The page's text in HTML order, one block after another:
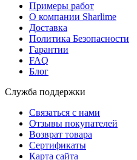
Примеры работ
О компании Sharlime
Доставка
Политика Безопасности
Гарантии
FAQ
Блог
Служба поддержки
Связаться с нами
Отзывы покупателей
Возврат товара
Сертификаты
Карта сайта